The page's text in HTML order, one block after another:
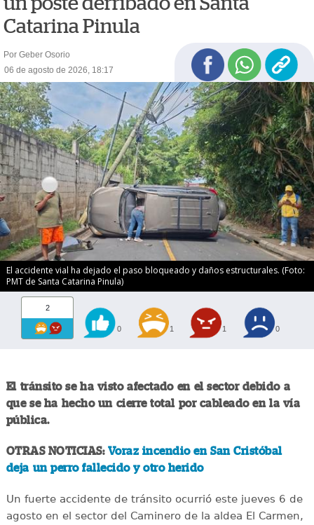
Catarina Pinula
Por Geber Osorio
06 de agosto de 2026, 18:17
El accidente vial ha dejado el paso bloqueado y daños estructurales. (Foto:
PMT de Santa Catarina Pinula)
2
0 1 1 0
El tránsito se ha visto afectado en el sector debido a
que se ha hecho un cierre total por cableado en la vía
pública.
OTRAS NOTICIAS: Voraz incendio en San Cristóbal
deja un perro fallecido y otro herido
Un fuerte accidente de tránsito ocurrió este jueves 6 de
agosto en el sector del Caminero de la aldea El Carmen,